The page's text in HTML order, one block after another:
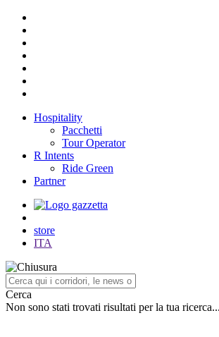
Hospitality
Pacchetti
Tour Operator
R Intents
Ride Green
Partner
store
ITA
Cerca
Non sono stati trovati risultati per la tua ricerca...